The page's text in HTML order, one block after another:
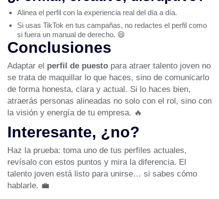
Alinea el perfil con la experiencia real del día a día.
Si usas TikTok en tus campañas, no redactes el perfil como
si fuera un manual de derecho. 😄
Conclusiones
Adaptar el perfil de puesto para atraer talento joven no
se trata de maquillar lo que haces, sino de comunicarlo
de forma honesta, clara y actual. Si lo haces bien,
atraerás personas alineadas no solo con el rol, sino con
la visión y energía de tu empresa. 🔥
Interesante, ¿no?
Haz la prueba: toma uno de tus perfiles actuales,
revísalo con estos puntos y mira la diferencia. El
talento joven está listo para unirse… si sabes cómo
hablarle. 💼